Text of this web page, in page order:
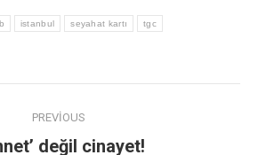
istanbul seyahat kartı tgc
PREVIOUS
değil cinayet!